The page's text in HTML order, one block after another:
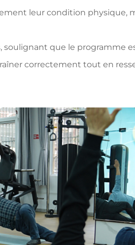
leur condition physique,
que le programme
correctement tout en